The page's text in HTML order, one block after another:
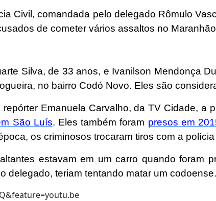
Civil, comandada pelo delegado Rômulo
de cometer vários assaltos no
Silva, de 33 anos, e Ivanilson Mendonça
no bairro Codó Novo. Eles são
Emanuela Carvalho, da TV Cidade, a
São Luís. Eles também foram presos em
os criminosos trocaram tiros com a
estavam em um carro quando foram
delegado, teriam tentando matar um codoense.